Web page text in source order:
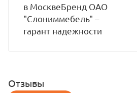
в МосквеБренд ОАО
"Слониммебель" –
гарант надежности
Отзывы